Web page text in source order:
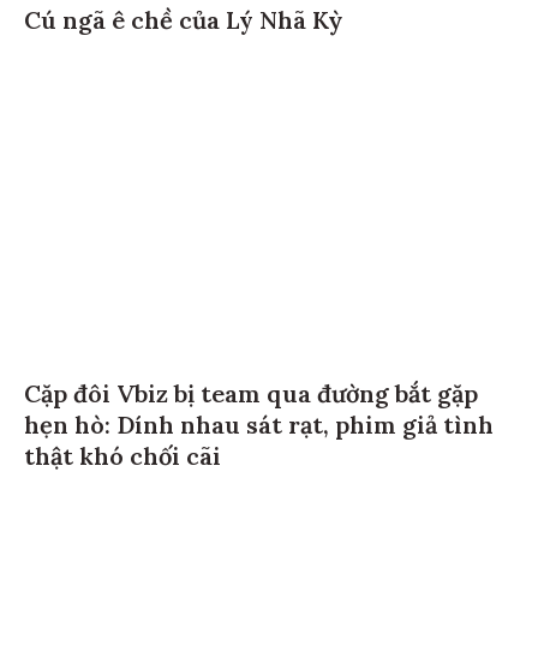
Cú ngã ê chề của Lý Nhã Kỳ
Cặp đôi Vbiz bị team qua đường bắt gặp
hẹn hò: Dính nhau sát rạt, phim giả tình
thật khó chối cãi